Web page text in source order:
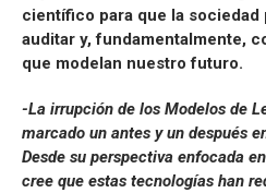
científico para que la sociedad
auditar y, fundamentalmente,
que modelan nuestro futuro.
-La irrupción de los Modelos de
marcado un antes y un después
Desde su perspectiva enfocada
cree que estas tecnologías han